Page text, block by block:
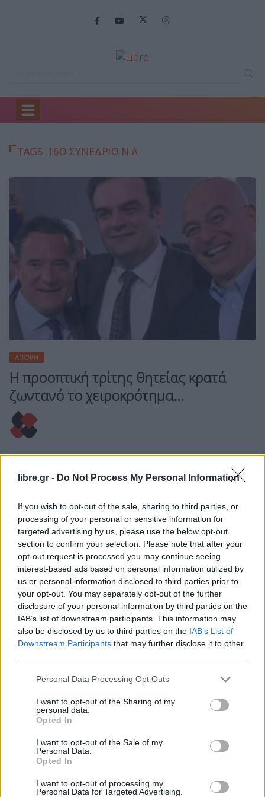
libre.gr - Do Not Process My Personal Information
If you wish to opt-out of the sale, sharing to third parties, or
processing of your personal or sensitive information for
targeted advertising by us, please use the below opt-out
section to confirm your selection. Please note that after your
opt-out request is processed you may continue seeing
interest-based ads based on personal information utilized by
us or personal information disclosed to third parties prior to
your opt-out. You may separately opt-out of the further
disclosure of your personal information by third parties on the
IAB’s list of downstream participants. This information may
also be disclosed by us to third parties on the IAB’s List of
Downstream Participants that may further disclose it to other
Personal Data Processing Opt Outs
I want to opt-out of the Sharing of my
personal data.
Opted In
I want to opt-out of the Sale of my
Personal Data.
Opted In
I want to opt-out of processing my
Personal Data for Targeted Advertising.
Home
TAGS :16Ο ΣΥΝΕΔΡΙΟ Ν.Δ
ΆΠΟΨΗ
Η προοπτική τρίτης θητείας κρατά
ζωντανό το χειροκρότημα…
18 Μαΐου, 2026
ταυτόχρονα τον πρωθυπουργό όταν επικρίνει τους
"απόντες" και τον αντίπαλο εσωτερικό πόλο που
αφήνει βαριές αιχμές για "καγκελαρίες
τεχνοκρατών" και τον λαϊκισμό και τις κραυγές
που κατατρώγουν το "dna" της παράταξης; Στο
συνέδριο της Ν.Δ όλα είναι δυνατά διότι εν τέλει
το ακροατήριο ενδιαφερόταν κατά βάση μόνο για
την διατήρηση της κυβερνητικής εξουσίας. Όσο ο
Κυριάκος Μητσοτάκης κρατάει ζωντανή την
ελπίδα της τρίτης θητείας το χειροκρότημα θα
αντέχει.